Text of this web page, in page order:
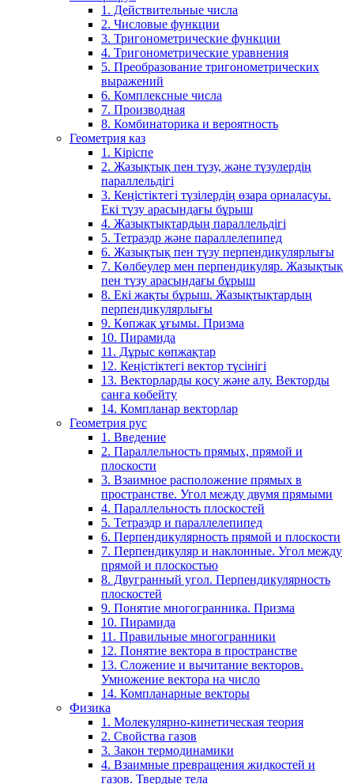
1. Действительные числа
2. Числовые функции
3. Тригонометрические функции
4. Тригонометрические уравнения
5. Преобразование тригонометрических
выражений
6. Комплексные числа
7. Производная
8. Комбинаторика и вероятность
Геометрия каз
1. Кіріспе
2. Жазықтық пен түзу, және түзулердің
параллельдігі
3. Кеңістіктегі түзілердің өзара орналасуы.
Екі түзу арасындағы бұрыш
4. Жазықтықтардың параллельдігі
5. Тетраэдр және параллелепипед
6. Жазықтық пен түзу перпендикулярлығы
7. Көлбеулер мен перпендикуляр. Жазықтық
пен түзу арасындағы бұрыш
8. Екі жақты бұрыш. Жазықтықтардың
перпендикулярлығы
9. Көпжақ ұғымы. Призма
10. Пирамида
11. Дұрыс көпжақтар
12. Кеңістіктегі вектор түсінігі
13. Векторларды қосу және алу. Векторды
санға көбейту
14. Компланар векторлар
Геометрия рус
1. Введение
2. Параллельность прямых, прямой и
плоскости
3. Взаимное расположение прямых в
пространстве. Угол между двумя прямыми
4. Параллельность плоскостей
5. Тетраэдр и параллелепипед
6. Перпендикулярность прямой и плоскости
7. Перпендикуляр и наклонные. Угол между
прямой и плоскостью
8. Двугранный угол. Перпендикулярность
плоскостей
9. Понятие многогранника. Призма
10. Пирамида
11. Правильные многогранники
12. Понятие вектора в пространстве
13. Сложение и вычитание векторов.
Умножение вектора на число
14. Компланарные векторы
Физика
1. Молекулярно-кинетическая теория
2. Свойства газов
3. Закон термодинамики
4. Взаимные превращения жидкостей и
газов. Твердые тела